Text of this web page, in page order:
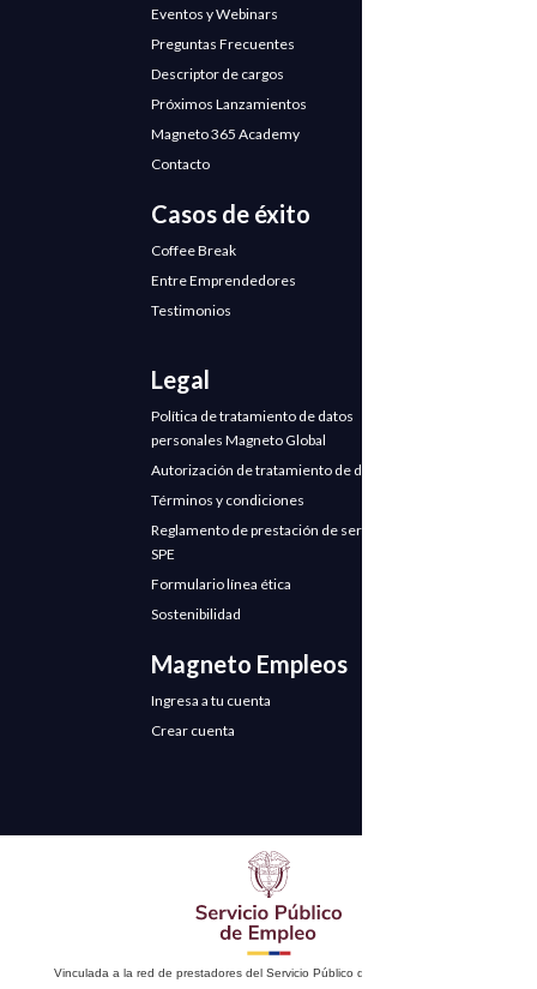
Eventos y Webinars
Preguntas Frecuentes
Descriptor de cargos
Próximos Lanzamientos
Magneto 365 Academy
Contacto
Casos de éxito
Coffee Break
Entre Emprendedores
Testimonios
Legal
Política de tratamiento de datos
personales Magneto Global
Autorización de tratamiento de datos
Términos y condiciones
Reglamento de prestación de servicios
SPE
Formulario línea ética
Sostenibilidad
Magneto Empleos
Ingresa a tu cuenta
Crear cuenta
Vinculada a la red de prestadores del Servicio Público de Empleo. Autorizado